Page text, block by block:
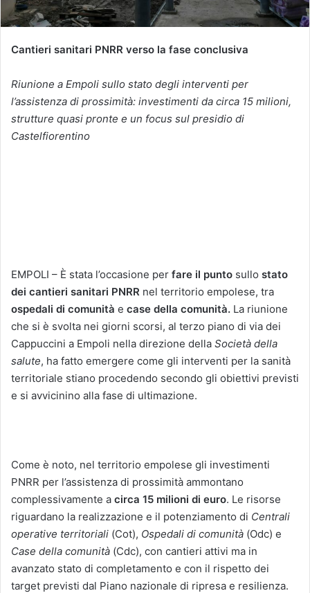
Cantieri sanitari PNRR verso la fase conclusiva
Riunione a Empoli sullo stato degli interventi per
l’assistenza di prossimità: investimenti da circa 15 milioni,
strutture quasi pronte e un focus sul presidio di
Castelfiorentino
EMPOLI – È stata l’occasione per fare il punto sullo stato
dei cantieri sanitari PNRR nel territorio empolese, tra
ospedali di comunità e case della comunità. La riunione
che si è svolta nei giorni scorsi, al terzo piano di via dei
Cappuccini a Empoli nella direzione della Società della
salute, ha fatto emergere come gli interventi per la sanità
territoriale stiano procedendo secondo gli obiettivi previsti
e si avvicinino alla fase di ultimazione.
Come è noto, nel territorio empolese gli investimenti
PNRR per l’assistenza di prossimità ammontano
complessivamente a circa 15 milioni di euro. Le risorse
riguardano la realizzazione e il potenziamento di Centrali
operative territoriali (Cot), Ospedali di comunità (Odc) e
Case della comunità (Cdc), con cantieri attivi ma in
avanzato stato di completamento e con il rispetto dei
target previsti dal Piano nazionale di ripresa e resilienza.